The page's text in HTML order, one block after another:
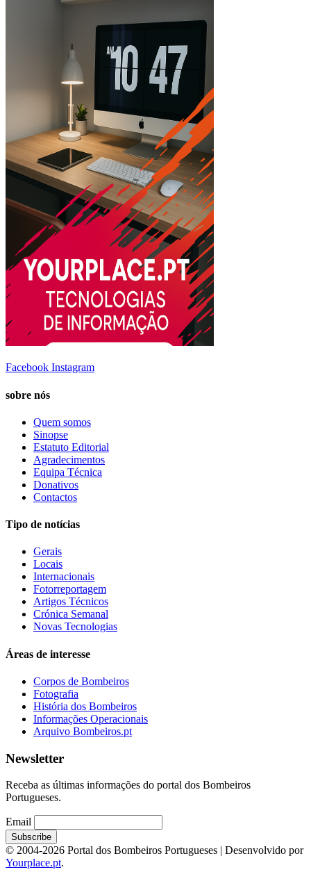
Facebook Instagram
sobre nós
Quem somos
Sinopse
Estatuto Editorial
Agradecimentos
Equipa Técnica
Donativos
Contactos
Tipo de notícias
Gerais
Locais
Internacionais
Fotorreportagem
Artigos Técnicos
Crónica Semanal
Novas Tecnologias
Áreas de interesse
Corpos de Bombeiros
Fotografia
História dos Bombeiros
Informações Operacionais
Arquivo Bombeiros.pt
Newsletter
Receba as últimas informações do portal dos Bombeiros
Portugueses.
Email
© 2004-2026 Portal dos Bombeiros Portugueses | Desenvolvido por
Yourplace.pt.